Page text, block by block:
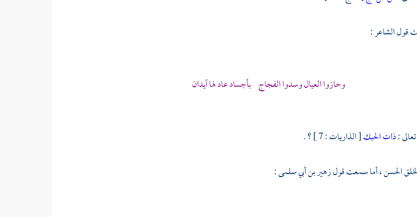
قول الشاعر :
وحازوا العيال وسدوا الفجاج بأجسادعادلها آيدان
:ذات الحبك[ الذاريات : 7 ] ؟ .
الحسن ، أما سمعت قولزهير بن أبي سلمى: